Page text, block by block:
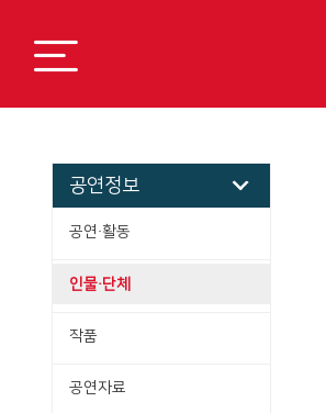
공연정보
공연·활동
인물·단체
작품
공연자료